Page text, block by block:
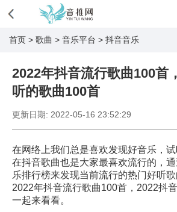
首页 > 歌曲 > 音乐平台 > 抖音音乐
2022年抖音流行歌曲100首
听的歌曲100首
更新日期: 2022-05-16 23:52:29
在网络上我们总是喜欢发现好音乐，
在抖音歌曲也是大家最喜欢流行的，
乐排行榜来发现当前流行的热门好听歌
2022年抖音流行歌曲100首，2022抖
一起来看看。